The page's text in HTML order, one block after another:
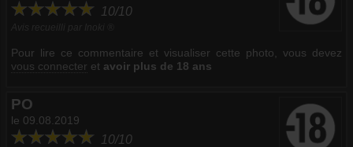
10/10
Pour lire ce commentaire et visualiser cette photo, vous devez
vous connecter et avoir plus de 18 ans
PO
le 09.08.2019
10/10